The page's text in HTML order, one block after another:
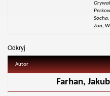
Zoń,
Odkryj
Autor
Farhan,